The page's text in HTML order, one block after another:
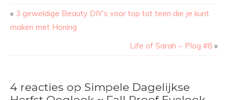
« 3 geweldige Beauty DIY’s voor top tot teen die je kunt
maken met Honing
Life of Sarah ~ Plog #8 »
4 reacties op Simpele Dagelijkse